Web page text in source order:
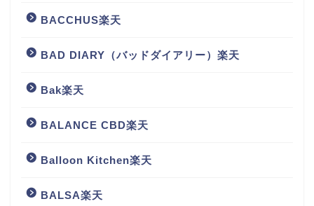
BACCHUS楽天
BAD DIARY（バッドダイアリー）楽天
Bak楽天
BALANCE CBD楽天
Balloon Kitchen楽天
BALSA楽天